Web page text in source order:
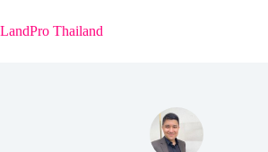
to
content
LandPro Thailand